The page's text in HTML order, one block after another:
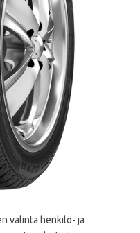
valinta henkilö- ja